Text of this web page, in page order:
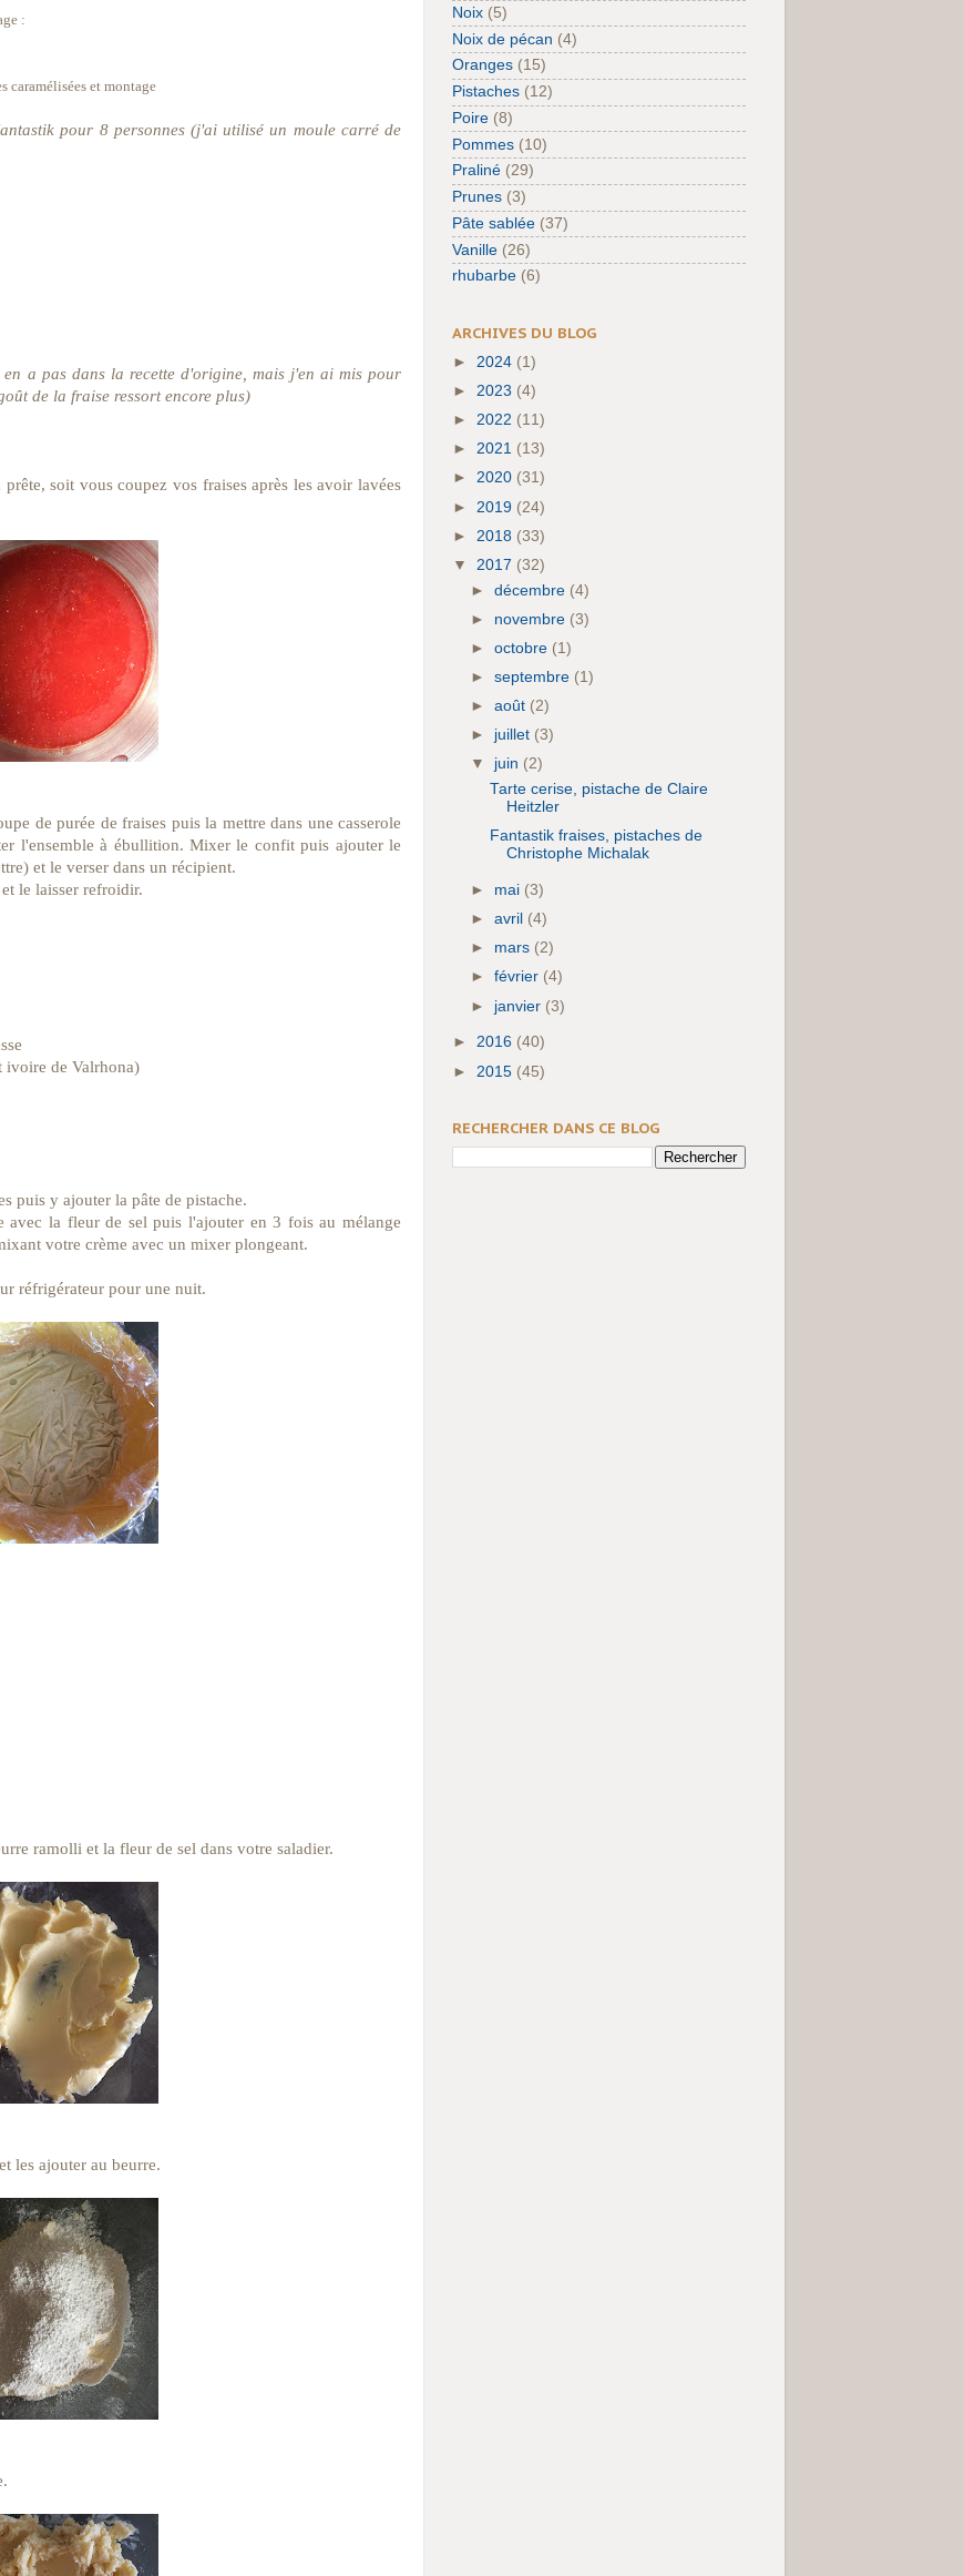
:
caramélisées et montage
pour 8 personnes (j'ai utilisé un moule carré de
a pas dans la recette d'origine, mais j'en ai mis pour
de la fraise ressort encore plus)
soit vous coupez vos fraises après les avoir lavées
de purée de fraises puis la mettre dans une casserole
l'ensemble à ébullition. Mixer le confit puis ajouter le
et le verser dans un récipient.
le laisser refroidir.
ivoire de Valrhona)
puis y ajouter la pâte de pistache.
la fleur de sel puis l'ajouter en 3 fois au mélange
votre crème avec un mixer plongeant.
réfrigérateur pour une nuit.
ramolli et la fleur de sel dans votre saladier.
les ajouter au beurre.
Noix (5)
Noix de pécan (4)
Oranges (15)
Pistaches (12)
Poire (8)
Pommes (10)
Praliné (29)
Prunes (3)
Pâte sablée (37)
Vanille (26)
rhubarbe (6)
ARCHIVES DU BLOG
► 2024 (1)
► 2023 (4)
► 2022 (11)
► 2021 (13)
► 2020 (31)
► 2019 (24)
► 2018 (33)
▼ 2017 (32)
►décembre (4)
► novembre (3)
►octobre (1)
►septembre (1)
►août (2)
► juillet (3)
▼ juin (2)
Tarte cerise, pistache de Claire
Heitzler
Fantastik fraises, pistaches de
Christophe Michalak
► mai (3)
►avril (4)
► mars (2)
►février (4)
► janvier (3)
► 2016 (40)
► 2015 (45)
RECHERCHER DANS CE BLOG